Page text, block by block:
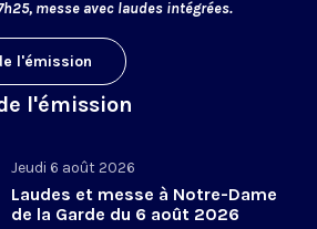
messe avec laudes intégrées.
l'émission
l'émission
Jeudi 6 août 2026
Laudes et messe à Notre-Dame
de la Garde du 6 août 2026